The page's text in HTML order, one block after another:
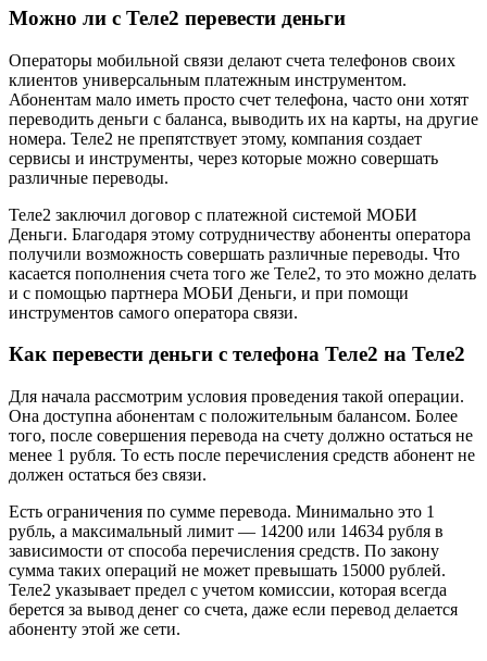
Можно ли с Теле2 перевести деньги
Операторы мобильной связи делают счета телефонов своих
клиентов универсальным платежным инструментом.
Абонентам мало иметь просто счет телефона, часто они хотят
переводить деньги с баланса, выводить их на карты, на другие
номера. Теле2 не препятствует этому, компания создает
сервисы и инструменты, через которые можно совершать
различные переводы.
Теле2 заключил договор с платежной системой МОБИ
Деньги. Благодаря этому сотрудничеству абоненты оператора
получили возможность совершать различные переводы. Что
касается пополнения счета того же Теле2, то это можно делать
и с помощью партнера МОБИ Деньги, и при помощи
инструментов самого оператора связи.
Как перевести деньги с телефона Теле2 на Теле2
Для начала рассмотрим условия проведения такой операции.
Она доступна абонентам с положительным балансом. Более
того, после совершения перевода на счету должно остаться не
менее 1 рубля. То есть после перечисления средств абонент не
должен остаться без связи.
Есть ограничения по сумме перевода. Минимально это 1
рубль, а максимальный лимит — 14200 или 14634 рубля в
зависимости от способа перечисления средств. По закону
сумма таких операций не может превышать 15000 рублей.
Теле2 указывает предел с учетом комиссии, которая всегда
берется за вывод денег со счета, даже если перевод делается
абоненту этой же сети.